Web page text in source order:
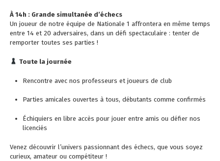
À 14h : Grande simultanée d’échecs
Un joueur de notre équipe de Nationale 1 affrontera en même temps
entre 14 et 20 adversaires, dans un défi spectaculaire : tenter de
remporter toutes ses parties !
Toute la journée
Rencontre avec nos professeurs et joueurs de club
Parties amicales ouvertes à tous, débutants comme confirmés
Échiquiers en libre accès pour jouer entre amis ou défier nos
licenciés
Venez découvrir l’univers passionnant des échecs, que vous soyez
curieux, amateur ou compétiteur !